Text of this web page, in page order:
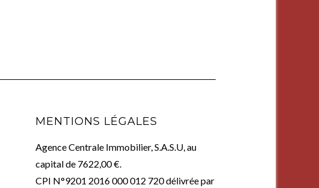
MENTIONS LÉGALES
Agence Centrale Immobilier, S.A.S.U, au
capital de 7622,00 €.
CPI N°9201 2016 000 012 720 délivrée par